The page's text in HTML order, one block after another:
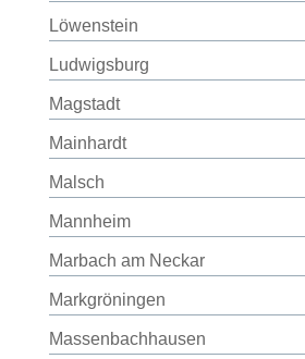
Löwenstein
Ludwigsburg
Magstadt
Mainhardt
Malsch
Mannheim
Marbach am Neckar
Markgröningen
Massenbachhausen